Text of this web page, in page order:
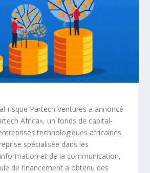
risque Partech Ventures a annoncé
Africa», un fonds de capital-
technologiques africaines.
spécialisée dans les
et de la communication,
de financement a obtenu des